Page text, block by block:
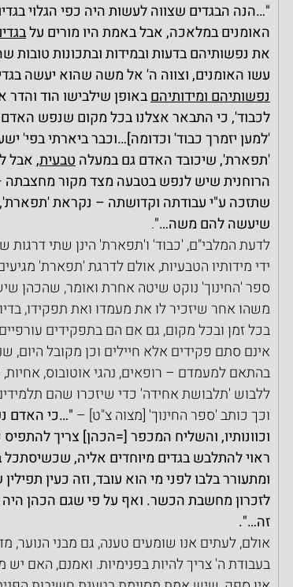
"…הנה הבגדים שצווה לעשות היה כפי הגלוי
האומנים במלאכה, אבל באמת היו מורים על
את נפשותיהם בדעות ובמידות ובתכונות
עשו האומנים, וצווה ה' אל משה שהוא יעשה
נפשותיהם ומידותיהם באופן שילבישו הוד
לכבוד', כי התבאר אצלנו בכל מקום שנפש
'למען יזמרך כבוד' וכדומה]…וכבר ביארתי בפי'
'תפארת', שיכובד האדם גם במעלה טבעית, אבל
הרוחנית שיש לנפש בטבעה מצד מקור מחצבתה
שתזכה ע"י עבודתה וקדושתה – נקראת
שיעשה להם משה…".
לדעת המלבי"ם, 'כבוד' ו'תפארת' הינן שתי
ידי מידותיו הטבעיות, אולם לדרגת 'תפארת'
ספר 'החינוך' נוקט שיטה אחרת ואומר, שהכהן
משהו אחר שיזכיר לו את מעמדו ואת תפקידו,
בכל זמן ובכל מקום, גם אם הם בתפקידים
אינם סתם פקידים אלא חיילים וכן מקובל היום,
בהתאם למעמדם – רופאים, נהגי אוטובוס, אחיות,
ללבוש 'תלבושת אחידה' כדי שיזכרו שהם
וכך כותב 'ספר החינוך' [מצוה צ"ט] – "…כי האדם
וכוונותיו, והשליח המכפר [=הכהן] צריך
ראוי להתלבש בגדים מיוחדים אליה, שכשיסתכל
ומתעורר בלבו לפני מי הוא עובד, וזה כעין
לזכרון מחשבת הכשר. ואף על פי שגם הכהן היה
זה…".
אולם, לעתים אנו שומעים טענה, גם מבני הנוער,
בעבודת ה' צריך להיות בפנימיות. ואמנם, האם יש